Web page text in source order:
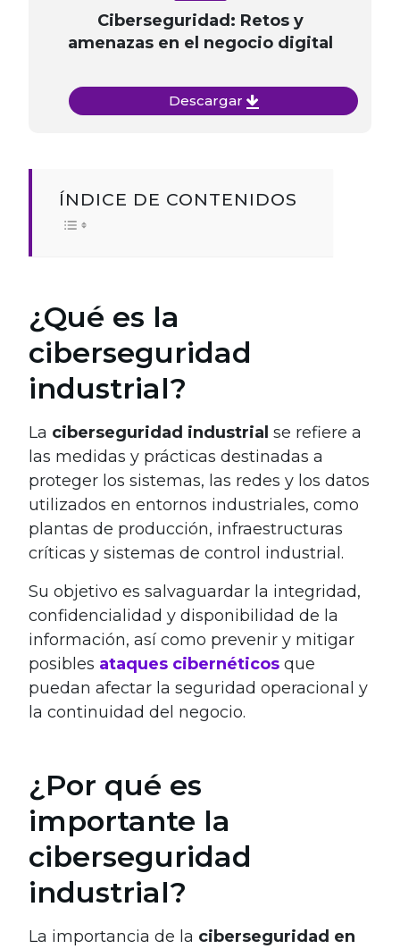
Ciberseguridad: Retos y
amenazas en el negocio digital
Descargar
ÍNDICE DE CONTENIDOS
¿Qué es la
ciberseguridad
industrial?
La ciberseguridad industrial se refiere a
las medidas y prácticas destinadas a
proteger los sistemas, las redes y los datos
utilizados en entornos industriales, como
plantas de producción, infraestructuras
críticas y sistemas de control industrial.
Su objetivo es salvaguardar la integridad,
confidencialidad y disponibilidad de la
información, así como prevenir y mitigar
posibles ataques cibernéticos que
puedan afectar la seguridad operacional y
la continuidad del negocio.
¿Por qué es
importante la
ciberseguridad
industrial?
La importancia de la ciberseguridad en